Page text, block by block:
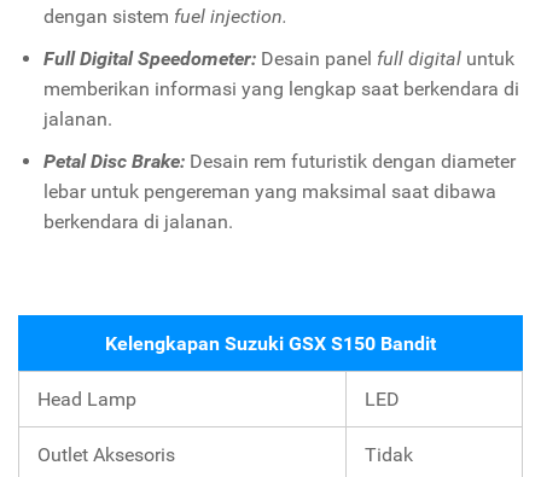
dengan sistem fuel injection.
Full Digital Speedometer: Desain panel full digital untuk
memberikan informasi yang lengkap saat berkendara di
jalanan.
Petal Disc Brake: Desain rem futuristik dengan diameter
lebar untuk pengereman yang maksimal saat dibawa
berkendara di jalanan.
Kelengkapan Suzuki GSX S150 Bandit
Head Lamp LED
Outlet Aksesoris Tidak